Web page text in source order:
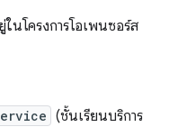
นโครงการโอเพนซอร์ส
(ชั้นเรียนบริการ